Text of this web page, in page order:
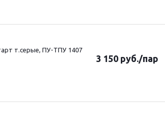
т.серые, ПУ-ТПУ 1407
3 150 руб./пар